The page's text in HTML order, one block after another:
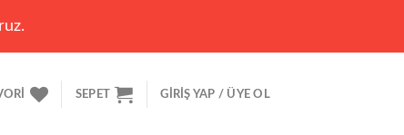
SEPET GIRIŞ YAP / ÜYE OL